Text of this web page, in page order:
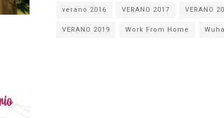
verano 2016
VERANO 2017
VERANO
VERANO 2019
Work From Home